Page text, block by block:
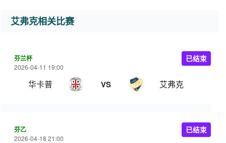
艾弗克相关比赛
芬兰杯
2026-04-11 19:00
华卡普 VS 艾弗克
已结束
芬乙
2026-04-18 21:00
已结束